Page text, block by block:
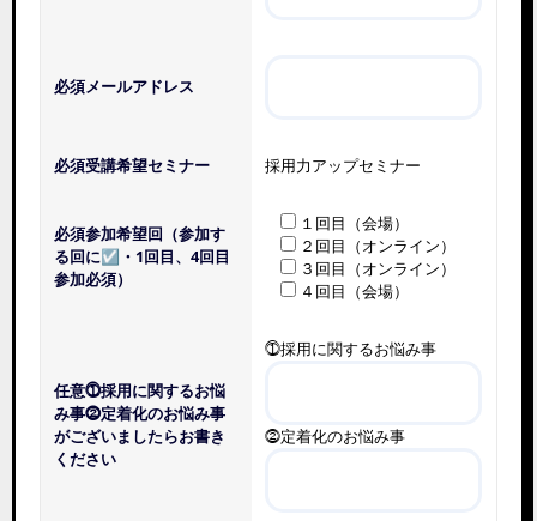
必須メールアドレス
必須受講希望セミナー 採用力アップセミナー
必須参加希望回（参加す
る回に☑・1回目、4回目
参加必須）
１回目（会場）
２回目（オンライン）
３回目（オンライン）
４回目（会場）
任意⓵採用に関するお悩
み事⓶定着化のお悩み事
がございましたらお書き
ください
⓵採用に関するお悩み事
⓶定着化のお悩み事